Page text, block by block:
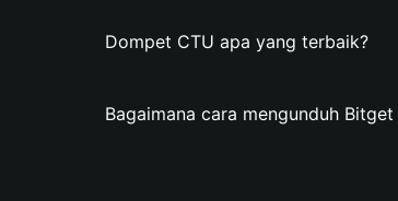
Dompet CTU apa yang terbaik?
Bagaimana cara mengunduh